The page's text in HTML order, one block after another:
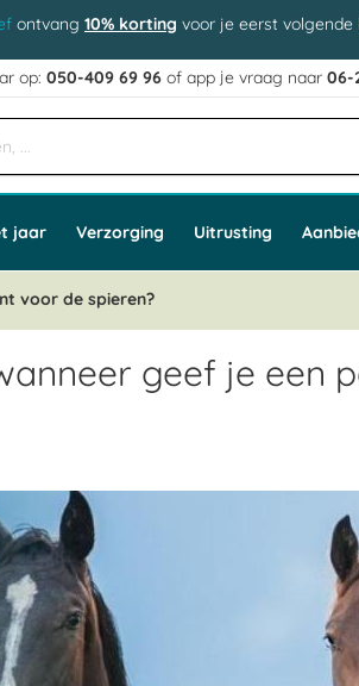
ontvang 10% korting voor je eerst volgende
op:050-409 69 96 of app je vraag naar06-
jaar Verzorging Uitrusting
voor de spieren?
geef je een